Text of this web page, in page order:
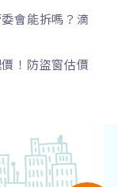
會能拆嗎？滴
！防盜窗估價